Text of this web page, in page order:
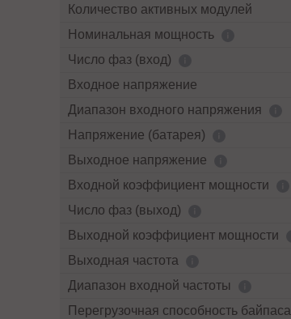
Количество активных модулей
Номинальная мощность
Число фаз (вход)
Входное напряжение
Диапазон входного напряжения
Напряжение (батарея)
Выходное напряжение
Входной коэффициент мощности
Число фаз (выход)
Выходной коэффициент мощности
Выходная частота
Диапазон входной частоты
Перегрузочная способность байпаса